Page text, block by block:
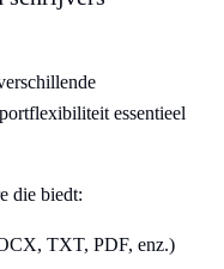
essentieel
die biedt:
TXT, PDF, enz.)